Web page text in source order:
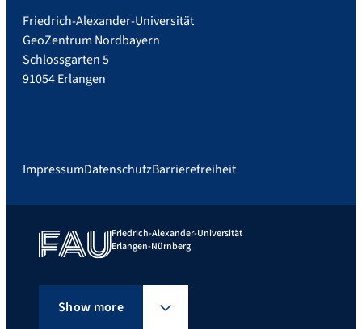
Friedrich-Alexander-Universität
GeoZentrum Nordbayern
Schlossgarten 5
91054 Erlangen
ImpressumDatenschutzBarrierefreiheit
Friedrich-Alexander-Universität
Erlangen-Nürnberg
Show more